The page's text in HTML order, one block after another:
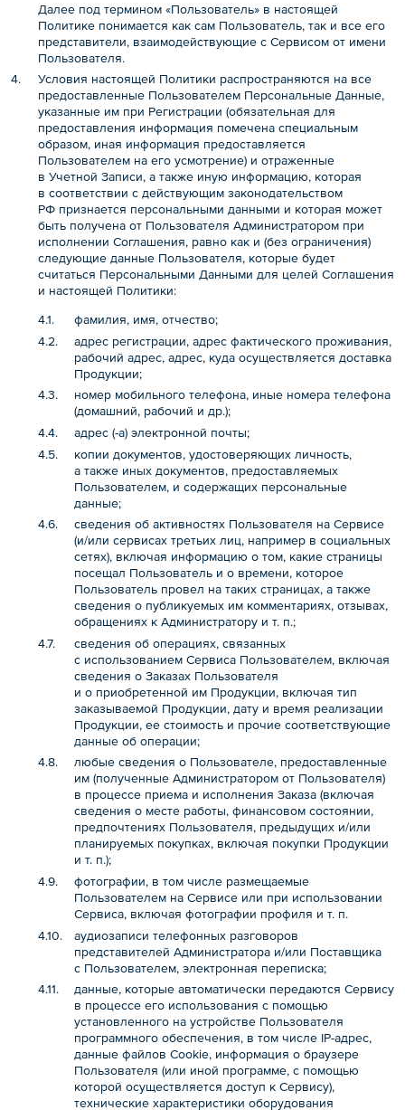
Далее под термином «Пользователь» в настоящей
Политике понимается как сам Пользователь, так и все его
представители, взаимодействующие с Сервисом от имени
Пользователя.
Условия настоящей Политики распространяются на все
предоставленные Пользователем Персональные Данные,
указанные им при Регистрации (обязательная для
предоставления информация помечена специальным
образом, иная информация предоставляется
Пользователем на его усмотрение) и отраженные
в Учетной Записи, а также иную информацию, которая
в соответствии с действующим законодательством
РФ признается персональными данными и которая может
быть получена от Пользователя Администратором при
исполнении Соглашения, равно как и (без ограничения)
следующие данные Пользователя, которые будет
считаться Персональными Данными для целей Соглашения
и настоящей Политики:
фамилия, имя, отчество;
адрес регистрации, адрес фактического проживания,
рабочий адрес, адрес, куда осуществляется доставка
Продукции;
номер мобильного телефона, иные номера телефона
(домашний, рабочий и др.);
адрес (-а) электронной почты;
копии документов, удостоверяющих личность,
а также иных документов, предоставляемых
Пользователем, и содержащих персональные
данные;
сведения об активностях Пользователя на Сервисе
(и/или сервисах третьих лиц, например в социальных
сетях), включая информацию о том, какие страницы
посещал Пользователь и о времени, которое
Пользователь провел на таких страницах, а также
сведения о публикуемых им комментариях, отзывах,
обращениях к Администратору и т. п.;
сведения об операциях, связанных
с использованием Сервиса Пользователем, включая
сведения о Заказах Пользователя
и о приобретенной им Продукции, включая тип
заказываемой Продукции, дату и время реализации
Продукции, ее стоимость и прочие соответствующие
данные об операции;
любые сведения о Пользователе, предоставленные
им (полученные Администратором от Пользователя)
в процессе приема и исполнения Заказа (включая
сведения о месте работы, финансовом состоянии,
предпочтениях Пользователя, предыдущих и/или
планируемых покупках, включая покупки Продукции
и т. п.);
фотографии, в том числе размещаемые
Пользователем на Сервисе или при использовании
Сервиса, включая фотографии профиля и т. п.
аудиозаписи телефонных разговоров
представителей Администратора и/или Поставщика
с Пользователем, электронная переписка;
данные, которые автоматически передаются Сервису
в процессе его использования с помощью
установленного на устройстве Пользователя
программного обеспечения, в том числе IP-адрес,
данные файлов Cookie, информация о браузере
Пользователя (или иной программе, с помощью
которой осуществляется доступ к Сервису),
технические характеристики оборудования